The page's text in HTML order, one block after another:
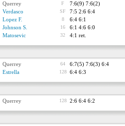
Querrey F 7:6(9) 7:6(2)
Verdasco SF 7:5 2:6 6:4
Lopez F. 8 6:4 6:1
Johnson S. 16 6:1 4:6 6:0
Matosevic 32 4:1 ret.
Querrey 64 6:7(5) 7:6(3) 6:4
Estrella 128 6:4 6:3
Querrey 128 2:6 6:4 6:2